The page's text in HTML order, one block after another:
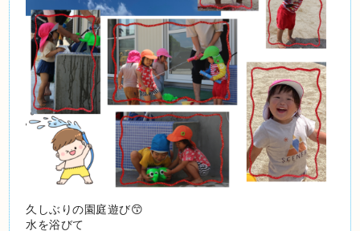
久しぶりの園庭遊び😙
水を浴びて